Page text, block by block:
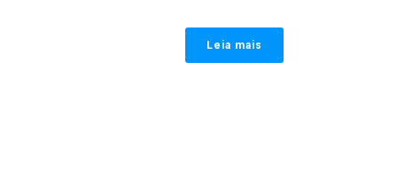
Leia mais